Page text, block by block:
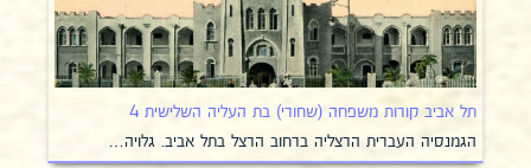
תל אביב קורות משפחה (שחורי) בת העליה השלישית 4
הגמנסיה העברית הרצליה ברחוב הרצל בתל אביב. גלויה…